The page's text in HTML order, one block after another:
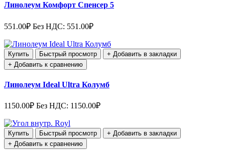
Линолеум Комфорт Спенсер 5
551.00₽ Без НДС: 551.00₽
Купить Быстрый просмотр
+ Добавить в закладки
+ Добавить к сравнению
Линолеум Ideal Ultra Колумб
1150.00₽ Без НДС: 1150.00₽
Купить Быстрый просмотр
+ Добавить в закладки
+ Добавить к сравнению